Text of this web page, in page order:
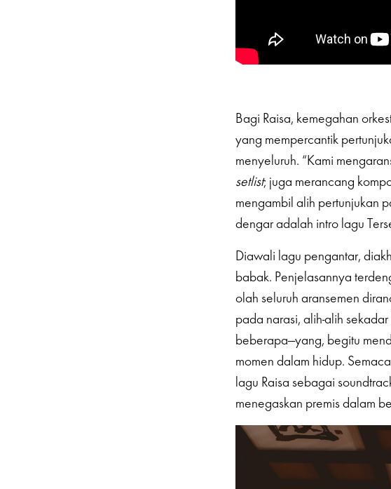
Bagi Raisa, kemegahan
yang mempercantik
menyeluruh. “Kami
setlist; juga merancang
mengambil alih pertunjukan
dengar adalah intro lagu
Diawali lagu pengantar,
babak. Penjelasannya
olah seluruh aransemen
pada narasi, alih-alih
beberapa—yang, begitu
momen dalam hidup.
lagu Raisa sebagai
menegaskan premis dalam